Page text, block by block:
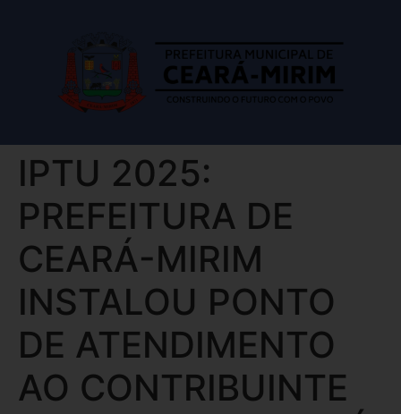
IPTU 2025:
PREFEITURA DE
CEARÁ-MIRIM
INSTALOU PONTO
DE ATENDIMENTO
AO CONTRIBUINTE